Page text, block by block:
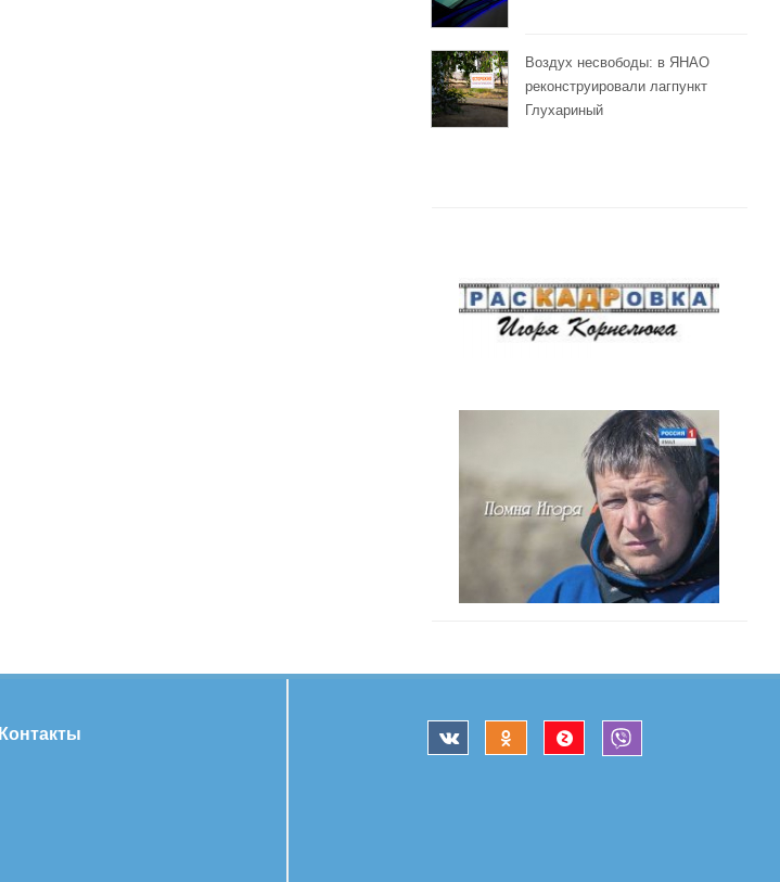
Воздух несвободы: в ЯНАО
реконструировали лагпункт
Глухариный
Контакты